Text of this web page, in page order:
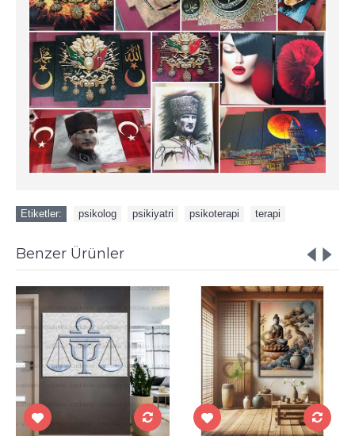
Etiketler: psikolog psikiyatri psikoterapi terapi
Benzer Ürünler